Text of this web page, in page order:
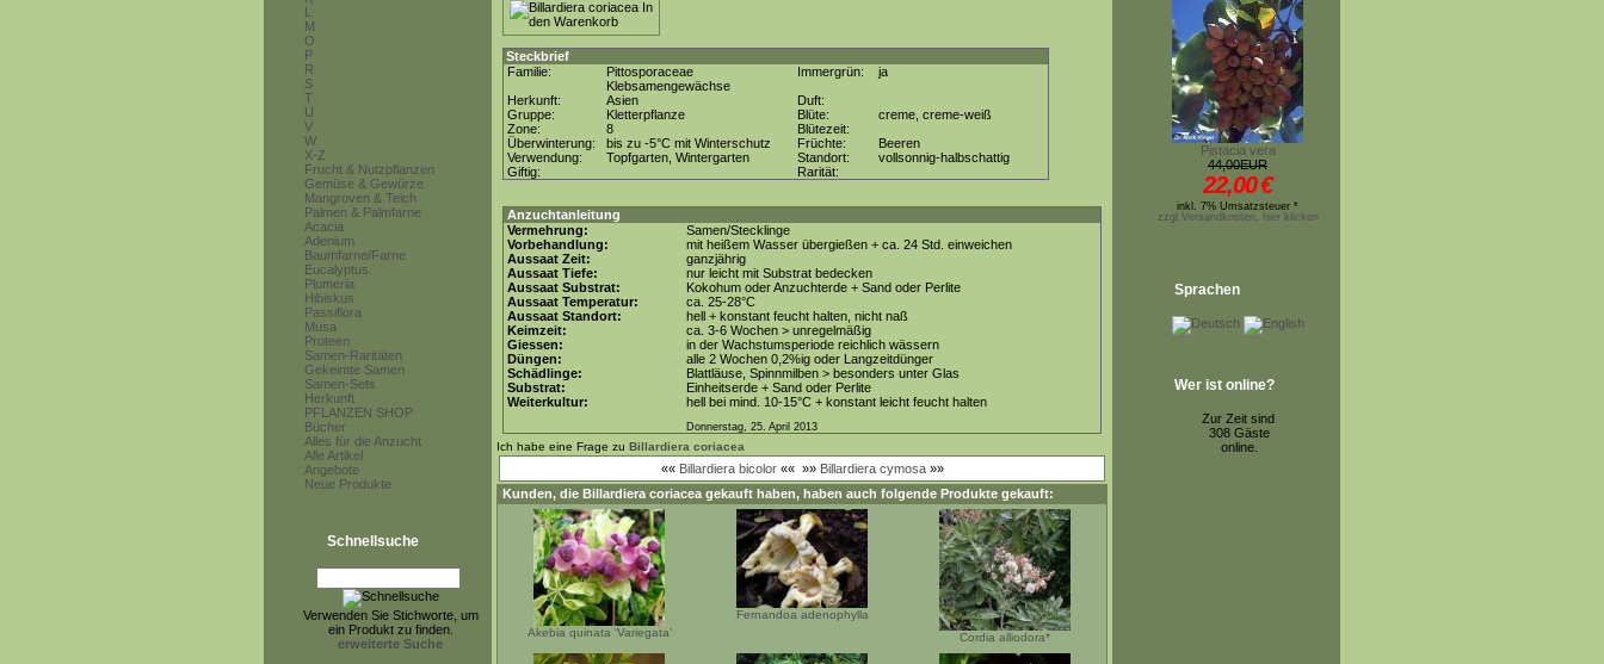
L
M
O
P
R
S
T
U
V
W
X-Z
Frucht & Nutzpflanzen
Gemüse & Gewürze
Mangroven & Teich
Palmen & Palmfarne
Acacia
Adenium
Baumfarne/Farne
Eucalyptus
Plumeria
Hibiskus
Passiflora
Musa
Proteen
Samen-Raritäten
Gekeimte Samen
Samen-Sets
Herkunft
PFLANZEN SHOP
Bücher
Alles für die Anzucht
Alle Artikel
Angebote
Neue Produkte
Schnellsuche
Verwenden Sie Stichworte, um
ein Produkt zu finden.
erweiterte Suche
Steckbrief
Familie:
Pittosporaceae
Klebsamengewächse
Immergrün:
ja
Herkunft:
Asien
Duft:
Gruppe:
Kletterpflanze Blüte:
creme, creme-weiß
Zone:
8
Blütezeit:
Überwinterung:
bis zu -5°C mit Winterschutz Früchte:
Beeren
Verwendung:
Topfgarten, Wintergarten Standort:
vollsonnig-halbschattig
Giftig:
Rarität:
Anzuchtanleitung
Vermehrung:
Samen/Stecklinge
Vorbehandlung:
mit heißem Wasser übergießen + ca. 24 Std. einweichen
Aussaat Zeit:
ganzjährig
Aussaat Tiefe:
nur leicht mit Substrat bedecken
Aussaat Substrat:
Kokohum oder Anzuchterde + Sand oder Perlite
Aussaat Temperatur:
ca. 25-28°C
Aussaat Standort:
hell + konstant feucht halten, nicht naß
Keimzeit:
ca. 3-6 Wochen > unregelmäßig
Giessen:
in der Wachstumsperiode reichlich wässern
Düngen:
alle 2 Wochen 0,2%ig oder Langzeitdünger
Schädlinge:
Blattläuse, Spinnmilben > besonders unter Glas
Substrat:
Einheitserde + Sand oder Perlite
Weiterkultur:
hell bei mind. 10-15°C + konstant leicht feucht halten
Donnerstag, 25. April 2013
Ich habe eine Frage zu Billardiera coriacea
«« Billardiera bicolor«« »» Billardiera cymosa»»
Kunden, die Billardiera coriacea gekauft haben, haben auch folgende Produkte gekauft:
Akebia quinata ‘Variegata’
Fernandoa adenophylla
Cordia alliodora*
Pistacia vera
44,00EUR
22,00€
inkl. 7% Umsatzsteuer *
zzgl.Versandkosten, hier klicken
Sprachen
Wer ist online?
Zur Zeit sind
308 Gäste
online.